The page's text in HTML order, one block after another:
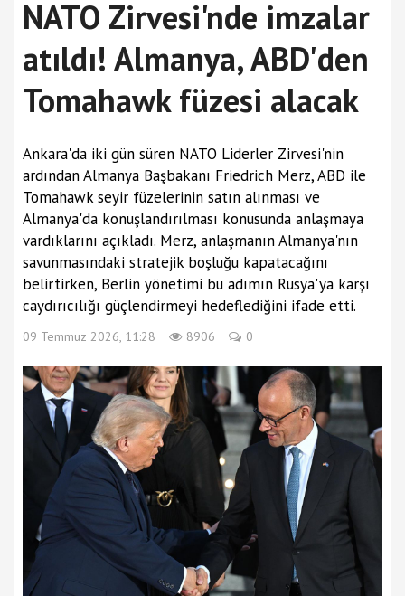
NATO Zirvesi'nde imzalar
atıldı! Almanya, ABD'den
Tomahawk füzesi alacak
Ankara'da iki gün süren NATO Liderler Zirvesi'nin
ardından Almanya Başbakanı Friedrich Merz, ABD ile
Tomahawk seyir füzelerinin satın alınması ve
Almanya'da konuşlandırılması konusunda anlaşmaya
vardıklarını açıkladı. Merz, anlaşmanın Almanya'nın
savunmasındaki stratejik boşluğu kapatacağını
belirtirken, Berlin yönetimi bu adımın Rusya'ya karşı
caydırıcılığı güçlendirmeyi hedeflediğini ifade etti.
09 Temmuz 2026, 11:28 8906 0